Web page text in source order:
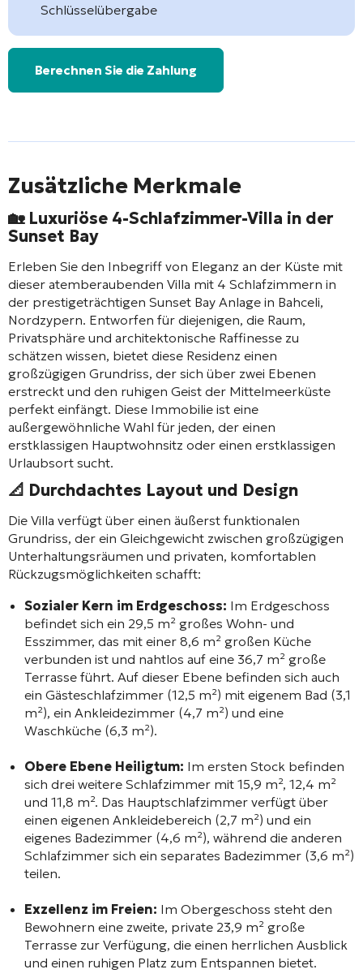
Schlüsselübergabe
Berechnen Sie die Zahlung
Zusätzliche Merkmale
🏡 Luxuriöse 4-Schlafzimmer-Villa in der
Sunset Bay
Erleben Sie den Inbegriff von Eleganz an der Küste mit
dieser atemberaubenden Villa mit 4 Schlafzimmern in
der prestigeträchtigen Sunset Bay Anlage in Bahceli,
Nordzypern. Entworfen für diejenigen, die Raum,
Privatsphäre und architektonische Raffinesse zu
schätzen wissen, bietet diese Residenz einen
großzügigen Grundriss, der sich über zwei Ebenen
erstreckt und den ruhigen Geist der Mittelmeerküste
perfekt einfängt. Diese Immobilie ist eine
außergewöhnliche Wahl für jeden, der einen
erstklassigen Hauptwohnsitz oder einen erstklassigen
Urlaubsort sucht.
📐 Durchdachtes Layout und Design
Die Villa verfügt über einen äußerst funktionalen
Grundriss, der ein Gleichgewicht zwischen großzügigen
Unterhaltungsräumen und privaten, komfortablen
Rückzugsmöglichkeiten schafft:
Sozialer Kern im Erdgeschoss: Im Erdgeschoss
befindet sich ein 29,5 m² großes Wohn- und
Esszimmer, das mit einer 8,6 m² großen Küche
verbunden ist und nahtlos auf eine 36,7 m² große
Terrasse führt. Auf dieser Ebene befinden sich auch
ein Gästeschlafzimmer (12,5 m²) mit eigenem Bad (3,1
m²), ein Ankleidezimmer (4,7 m²) und eine
Waschküche (6,3 m²).
Obere Ebene Heiligtum: Im ersten Stock befinden
sich drei weitere Schlafzimmer mit 15,9 m², 12,4 m²
und 11,8 m². Das Hauptschlafzimmer verfügt über
einen eigenen Ankleidebereich (2,7 m²) und ein
eigenes Badezimmer (4,6 m²), während die anderen
Schlafzimmer sich ein separates Badezimmer (3,6 m²)
teilen.
Exzellenz im Freien: Im Obergeschoss steht den
Bewohnern eine zweite, private 23,9 m² große
Terrasse zur Verfügung, die einen herrlichen Ausblick
und einen ruhigen Platz zum Entspannen bietet.